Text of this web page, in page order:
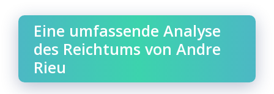
Eine umfassende Analyse
des Reichtums von Andre
Rieu